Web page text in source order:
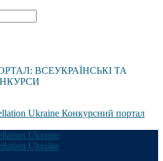
ВСЕУКРАЇНСЬКІ ТА
Конкурсний портал